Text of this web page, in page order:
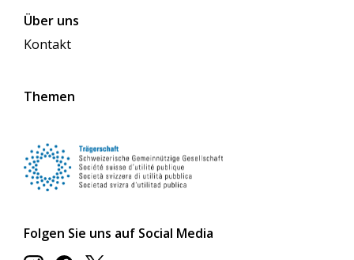
Über uns
Kontakt
Themen
Folgen Sie uns auf Social Media